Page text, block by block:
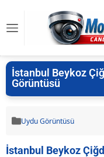
İstanbul Beykoz
Görüntüsü
Uydu Görüntüsü
İstanbul Beykoz